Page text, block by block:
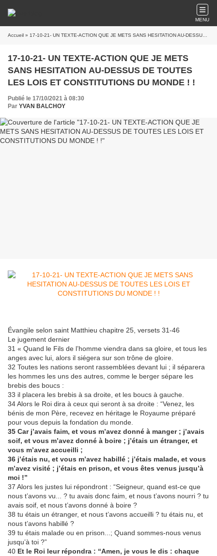
MENU
Accueil » 17-10-21- UN TEXTE-ACTION QUE JE METS SANS HESITATION AU-DESSUS DE TOUTES LES LOIS ET CONSTITUTIONS DU MONDE ! !
17-10-21- UN TEXTE-ACTION QUE JE METS
SANS HESITATION AU-DESSUS DE TOUTES
LES LOIS ET CONSTITUTIONS DU MONDE ! !
Publié le 17/10/2021 à 08:30
Par YVAN BALCHOY
Évangile selon saint Matthieu chapitre 25, versets 31-46
Le jugement dernier
31 « Quand le Fils de l’homme viendra dans sa gloire, et tous les
anges avec lui, alors il siégera sur son trône de gloire.
32 Toutes les nations seront rassemblées devant lui ; il séparera
les hommes les uns des autres, comme le berger sépare les
brebis des boucs :
33 il placera les brebis à sa droite, et les boucs à gauche.
34 Alors le Roi dira à ceux qui seront à sa droite : “Venez, les
bénis de mon Père, recevez en héritage le Royaume préparé
pour vous depuis la fondation du monde.
35 Car j’avais faim, et vous m’avez donné à manger ; j’avais
soif, et vous m’avez donné à boire ; j’étais un étranger, et
vous m’avez accueilli ;
36 j’étais nu, et vous m’avez habillé ; j’étais malade, et vous
m’avez visité ; j’étais en prison, et vous êtes venus jusqu’à
moi !”
37 Alors les justes lui répondront : “Seigneur, quand est-ce que
nous t’avons vu... ? tu avais donc faim, et nous t’avons nourri ? tu
avais soif, et nous t’avons donné à boire ?
38 tu étais un étranger, et nous t’avons accueilli ? tu étais nu, et
nous t’avons habillé ?
39 tu étais malade ou en prison...; Quand sommes-nous venus
jusqu’à toi ?”
40 Et le Roi leur répondra : “Amen, je vous le dis : chaque